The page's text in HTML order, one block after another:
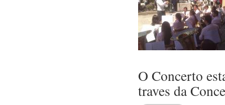
O Concerto
traves da